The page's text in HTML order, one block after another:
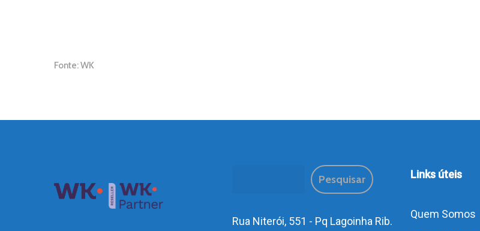
Fonte: WK
Pesquisar
Rua Niterói, 551 - Pq Lagoinha Rib.
Links úteis
Quem Somos